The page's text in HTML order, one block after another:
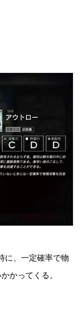
に、一定確率で物
かってくる。